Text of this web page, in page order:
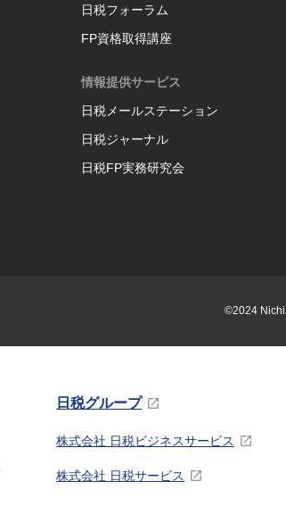
日税フォーラム
FP資格取得講座
情報提供サービス
日税メールステーション
日税ジャーナル
日税FP実務研究会
©2024
日税グループ
株式会社 日税ビジネスサービス
株式会社 日税サービス